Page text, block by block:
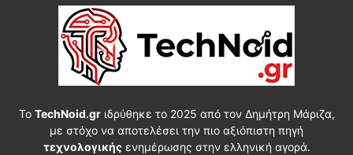
Το TechNoid.grιδρύθηκε το 2025 από τον Δημήτρη Μάριζα,
με στόχο να αποτελέσει την πιο αξιόπιστη πηγή
τεχνολογικήςενημέρωσης στην ελληνική αγορά.